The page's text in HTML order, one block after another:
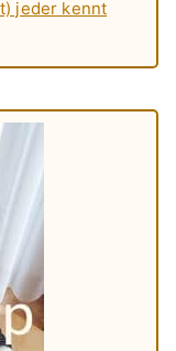
jeder kennt